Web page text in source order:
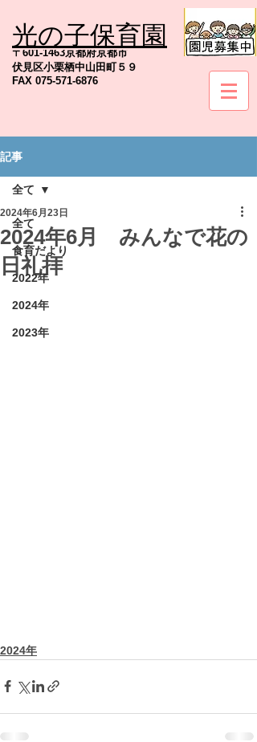
TEL075-571-6845
〒601-1463京都府京都市
伏見区小栗栖中山田町５９
FAX 075-571-6876
光の子保育園
記事
全て
食育だより
2022年
2024年
2023年
全て
2024年6月 みんなで花の
日礼拝
2024年6月23日
2024年